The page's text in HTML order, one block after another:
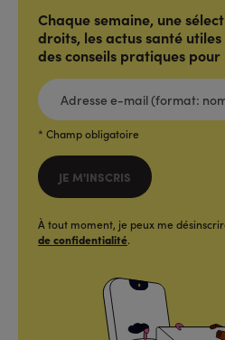
Chaque semaine, une
droits, les actus santé
des conseils pratiques
ADRESSE
E-
MAIL
(FORMAT:
NOM@DOMAINE.COM)*
* Champ obligatoire
JE M'INSCRIS
À tout moment, je peux me
de confidentialité.